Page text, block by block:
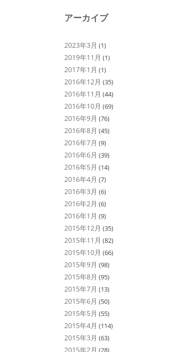
アーカイブ
2023年3月 (1)
2019年11月 (1)
2017年1月 (1)
2016年12月 (35)
2016年11月 (44)
2016年10月 (69)
2016年9月 (76)
2016年8月 (45)
2016年7月 (9)
2016年6月 (39)
2016年5月 (14)
2016年4月 (7)
2016年3月 (6)
2016年2月 (6)
2016年1月 (9)
2015年12月 (35)
2015年11月 (82)
2015年10月 (66)
2015年9月 (98)
2015年8月 (95)
2015年7月 (13)
2015年6月 (50)
2015年5月 (55)
2015年4月 (114)
2015年3月 (63)
2015年2月 (28)